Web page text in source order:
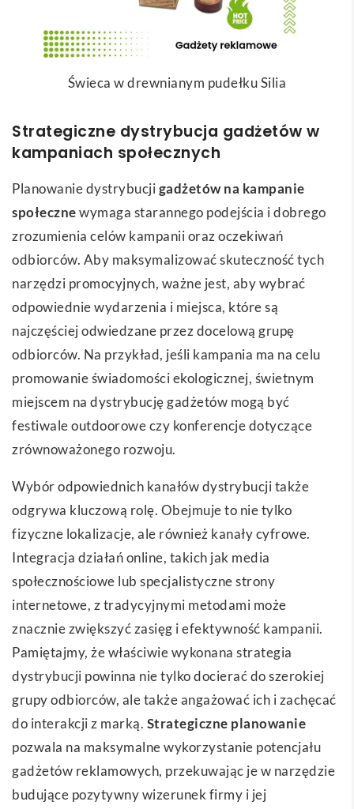
Świeca w drewnianym pudełku Silia
Strategiczne dystrybucja gadżetów w
kampaniach społecznych
Planowanie dystrybucjigadżetów na kampanie
społecznewymaga starannego podejścia i dobrego
zrozumienia celów kampanii oraz oczekiwań
odbiorców. Aby maksymalizować skuteczność tych
narzędzi promocyjnych, ważne jest, aby wybrać
odpowiednie wydarzenia i miejsca, które są
najczęściej odwiedzane przez docelową grupę
odbiorców. Na przykład, jeśli kampania ma na celu
promowanie świadomości ekologicznej, świetnym
miejscem na dystrybucję gadżetów mogą być
festiwale outdoorowe czy konferencje dotyczące
zrównoważonego rozwoju.
Wybór odpowiednich kanałów dystrybucji także
odgrywa kluczową rolę. Obejmuje to nie tylko
fizyczne lokalizacje, ale również kanały cyfrowe.
Integracja działań online, takich jak media
społecznościowe lub specjalistyczne strony
internetowe, z tradycyjnymi metodami może
znacznie zwiększyć zasięg i efektywność kampanii.
Pamiętajmy, że właściwie wykonana strategia
dystrybucji powinna nie tylko docierać do szerokiej
grupy odbiorców, ale także angażować ich i zachęcać
do interakcji z marką. Strategiczne planowanie
pozwala na maksymalne wykorzystanie potencjału
gadżetów reklamowych, przekuwając je w narzędzie
budujące pozytywny wizerunek firmy i jej